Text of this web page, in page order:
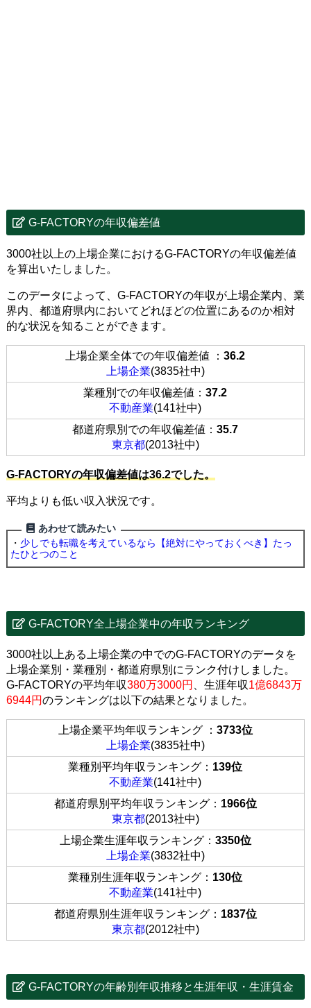
G-FACTORYの年収偏差値
3000社以上の上場企業におけるG-FACTORYの年収偏差値
を算出いたしました。
このデータによって、G-FACTORYの年収が上場企業内、業
界内、都道府県内においてどれほどの位置にあるのか相対
的な状況を知ることができます。
上場企業全体での年収偏差値 ：36.2
上場企業(3835社中)
業種別での年収偏差値：37.2
不動産業(141社中)
都道府県別での年収偏差値：35.7
東京都(2013社中)
G-FACTORYの年収偏差値は36.2でした。
平均よりも低い収入状況です。
あわせて読みたい
・ 少しでも転職を考えているなら【絶対にやっておくべき】たっ
たひとつのこと
G-FACTORY全上場企業中の年収ランキング
3000社以上ある上場企業の中でのG-FACTORYのデータを
上場企業別・業種別・都道府県別にランク付けしました。
G-FACTORYの平均年収380万3000円 、生涯年収1億6843万
6944円のランキングは以下の結果となりました。
上場企業平均年収ランキング ： 3733位
上場企業(3835社中)
業種別平均年収ランキング： 139位
不動産業(141社中)
都道府県別平均年収ランキング： 1966位
東京都(2013社中)
上場企業生涯年収ランキング： 3350位
上場企業(3832社中)
業種別生涯年収ランキング： 130位
不動産業(141社中)
都道府県別生涯年収ランキング： 1837位
東京都(2012社中)
G-FACTORYの年齢別年収推移と生涯年収・生涯賃金